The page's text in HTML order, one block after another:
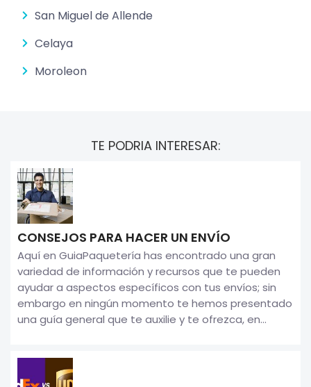
San Miguel de Allende
Celaya
Moroleon
TE PODRIA INTERESAR:
CONSEJOS PARA HACER UN ENVÍO
Aquí en GuiaPaquetería has encontrado una gran
variedad de información y recursos que te pueden
ayudar a aspectos específicos con tus envíos; sin
embargo en ningún momento te hemos presentado
una guía general que te auxilie y te ofrezca, en...